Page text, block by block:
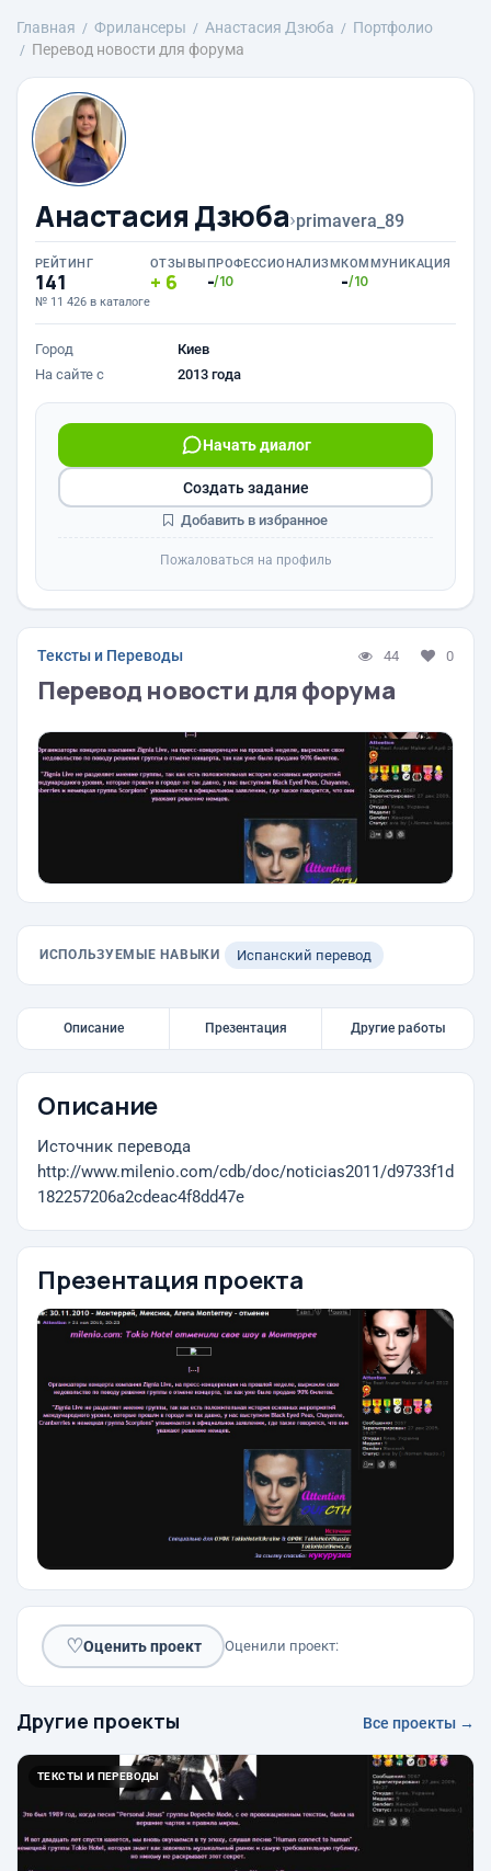
Главная Фрилансеры Анастасия Дзюба
Портфолио
Перевод новости для форума
Анастасия Дзюба›primavera_89
РЕЙТИНГ
141
№ 11 426 в каталоге
ОТЗЫВЫ
6
ПРОФЕССИОНАЛИЗМ
-/10
КОММУНИКАЦИЯ
-/10
Город
Киев
На сайте с
2013 года
Начать диалог
Создать задание
Добавить в избранное
Пожаловаться на профиль
Тексты и Переводы 44 0
Перевод новости для форума
ИСПОЛЬЗУЕМЫЕ НАВЫКИ Испанский перевод
Описание Презентация Другие работы
Описание
Источник перевода
http://www.milenio.com/cdb/doc/noticias2011/d9733f1d
182257206a2cdeac4f8dd47e
Презентация проекта
♡Оценить проект Оценили проект:
Другие проекты Все проекты →
ТЕКСТЫ И ПЕРЕВОДЫ